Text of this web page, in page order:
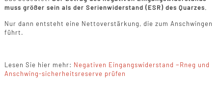
muss größer sein als der Serienwiderstand (ESR) des Quarzes.
Nur dann entsteht eine Nettoverstärkung, die zum Anschwingen
führt.
Lesen Sie hier mehr: Negativen Eingangswiderstand −Rneg und
Anschwing-sicherheitsreserve prüfen